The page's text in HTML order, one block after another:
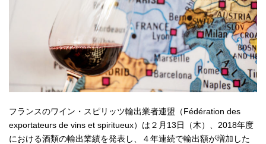
フランスのワイン・スピリッツ輸出業者連盟（Fédération des
exportateurs de vins et spiritueux）は２月13日（木）、2018年度
における酒類の輸出業績を発表し、４年連続で輸出額が増加した